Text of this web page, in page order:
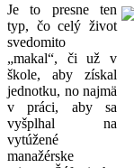
Je to presne ten
typ, čo celý život
svedomito
„makal“, či už v
škole, aby získal
jednotku, no najmä
v práci, aby sa
vyšplhal na
vytúžené
manažérske